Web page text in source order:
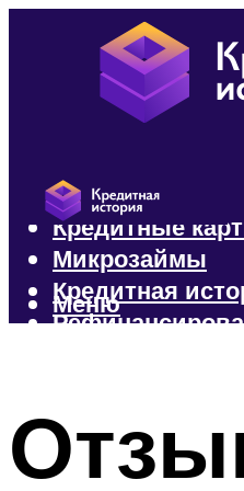
Кредиты
Кредитные
Микрозаймы
Кредитная
Меню